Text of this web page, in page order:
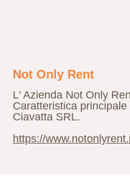
Not Only Rent
L' Azienda Not Only
Caratteristica
Ciavatta SRL.
https://